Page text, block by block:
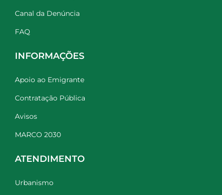
Canal da Denúncia
FAQ
INFORMAÇÕES
Apoio ao Emigrante
Contratação Pública
Avisos
MARCO 2030
ATENDIMENTO
Urbanismo